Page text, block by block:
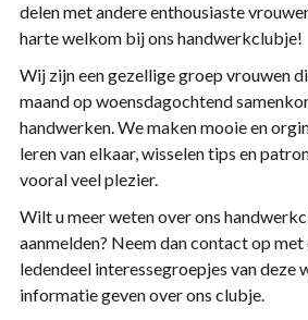
delen met andere enthousiaste
harte welkom bij ons handwerkclubje!
Wij zijn een gezellige groep vrouwen
maand op woensdagochtend
handwerken. We maken mooie en
leren van elkaar, wisselen tips en
vooral veel plezier.
Wilt u meer weten over ons
aanmelden? Neem dan contact op
ledendeel interessegroepjes van deze
informatie geven over ons clubje.